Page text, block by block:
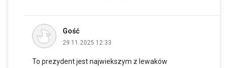
Gość
29.11.2025 12:33
To prezydent jest najwiekszym z lewaków